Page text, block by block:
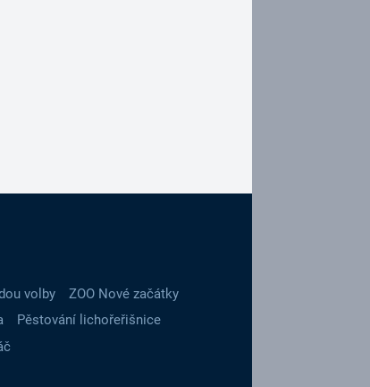
volby
ZOO Nové začátky
Pěstování lichořeřišnice